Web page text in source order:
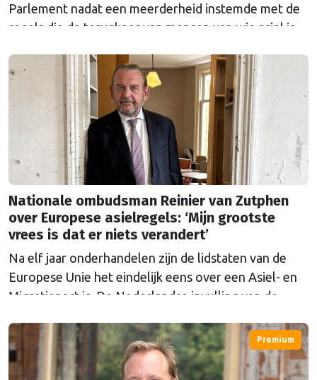
Parlement nadat een meerderheid instemde met de
regels die de terugkeer van mensen van wie asiel is
zoveel ophef op?
Nationale ombudsman Reinier van Zutphen
over Europese asielregels: ‘Mijn grootste
vrees is dat er niets verandert’
Na elf jaar onderhandelen zijn de lidstaten van de
Europese Unie het eindelijk eens over een Asiel- en
Migratiepact is. De Nederlandse invulling van de
Nationale ombudsman Reinier van Zutphen. "Het
zegt iets over onze samenleving als geheel, hoe wij
naar anderen kijken. We zijn bang geworden voor de
Premium